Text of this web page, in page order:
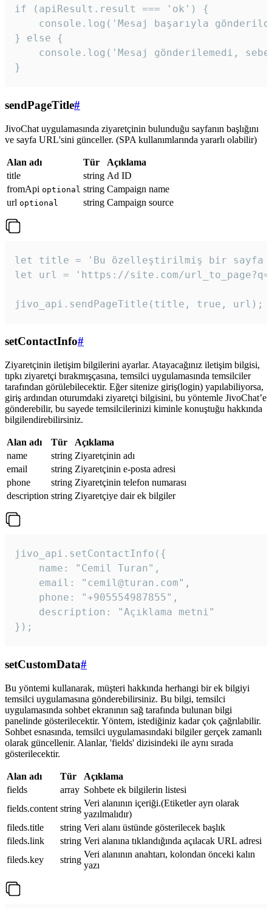
if (apiResult.result === 'ok') {
console.log('Mesaj başarıyla
} else {
console.log('Mesaj gönderilemedi,
}
sendPageTitle#
JivoChat uygulamasında ziyaretçinin bulunduğu sayfanın başlığını
ve sayfa URL'sini günceller. (SPA kullanımlarında yararlı olabilir)
Alan adı Tür
Açıklama
title
string Ad ID
fromApi optional string Campaign name
url optional string Campaign source
let title = 'Bu özelleştirilmiş bir sayfa
let url = 'https://site.com/
jivo_api.sendPageTitle(title, true, url);
setContactInfo#
Ziyaretçinin iletişim bilgilerini ayarlar. Atayacağınız iletişim bilgisi,
tıpkı ziyaretçi bırakmışçasına, temsilci uygulamasında temsilciler
tarafından görülebilecektir. Eğer sitenize giriş(login) yapılabiliyorsa,
giriş ardından oturumdaki ziyaretçi bilgisini, bu yöntemle JivoChat’e
gönderebilir, bu sayede temsilcilerinizi kiminle konuştuğu hakkında
bilgilendirebilirsiniz.
Alan adı Tür
Açıklama
name
string Ziyaretçinin adı
email
string Ziyaretçinin e-posta adresi
phone
string Ziyaretçinin telefon numarası
description string Ziyaretçiye dair ek bilgiler
jivo_api.setContactInfo({
    name: "Cemil Turan",
    email: "cemil@turan.com",
    phone: "+905554987855",
    description: "Açıklama metni"
});
setCustomData#
Bu yöntemi kullanarak, müşteri hakkında herhangi bir ek bilgiyi
temsilci uygulamasına gönderebilirsiniz. Bu bilgi, temsilci
uygulamasında sohbet ekranının sağ tarafında bulunan bilgi
panelinde gösterilecektir. Yöntem, istediğiniz kadar çok çağrılabilir.
Sohbet esnasında, temsilci uygulamasındaki bilgiler gerçek zamanlı
olarak güncellenir. Alanlar, 'fields' dizisindeki ile aynı sırada
gösterilecektir.
Alan adı Tür
Açıklama
fields
array Sohbete ek bilgilerin listesi
fields.content string
Veri alanının içeriği.(Etiketler ayrı olarak
yazılmalıdır)
fileds.title
string Veri alanı üstünde gösterilecek başlık
fileds.link
string Veri alanına tıklandığında açılacak URL adresi
fileds.key
string
Veri alanının anahtarı, kolondan önceki kalın
yazı